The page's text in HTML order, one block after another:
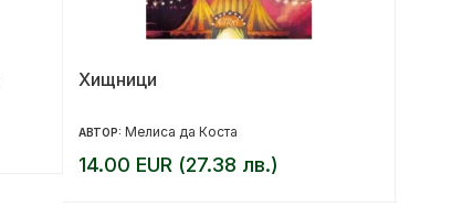
Хищници
АВТОР: Мелиса да Коста
14.00 EUR (27.38 лв.)